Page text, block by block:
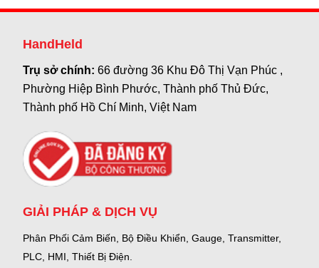
HandHeld
Trụ sở chính:66 đường 36 Khu Đô Thị Vạn Phúc ,
Phường Hiệp Bình Phước, Thành phố Thủ Đức,
Thành phố Hồ Chí Minh, Việt Nam
GIẢI PHÁP & DỊCH VỤ
Phân Phối Cảm Biến, Bộ Điều Khiển, Gauge, Transmitter,
PLC, HMI, Thiết Bị Điện.